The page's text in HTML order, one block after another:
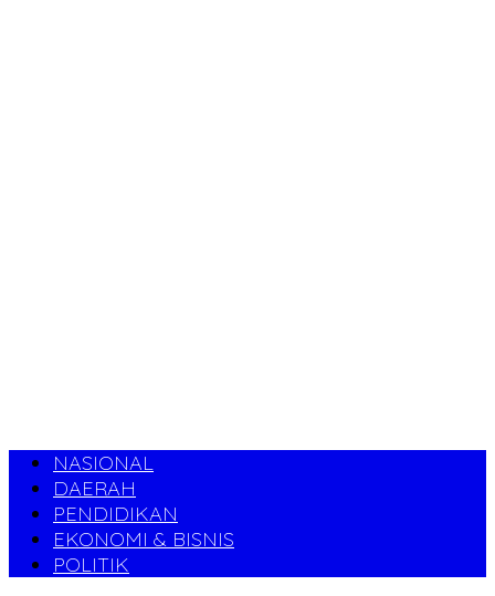
NASIONAL
DAERAH
PENDIDIKAN
EKONOMI & BISNIS
POLITIK